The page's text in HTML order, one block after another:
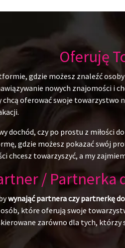
Oferuję
gdzie możesz znaleźć
nowych znajomości i
oferować swoje
dochód, czy po prostu z miłości
gdzie możesz pokazać swój
chcesz towarzyszyć, a my
/ Partnerka
wynająć partnera czy partnerkę
które oferują swoje
zarówno dla tych,